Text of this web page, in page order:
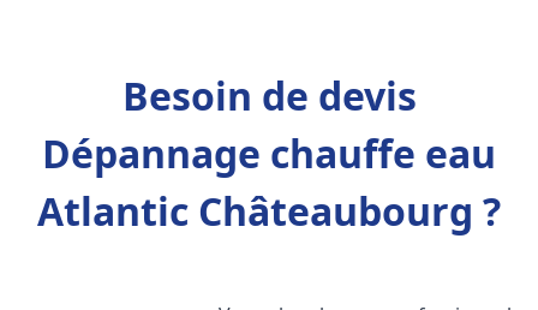
Besoin de devis
Dépannage chauffe eau
Atlantic Châteaubourg ?